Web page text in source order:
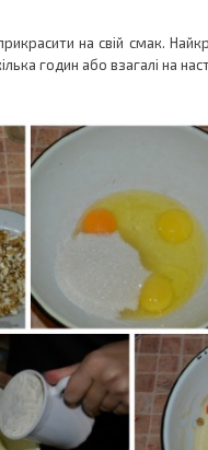
на свій смак.
годин або взагалі на